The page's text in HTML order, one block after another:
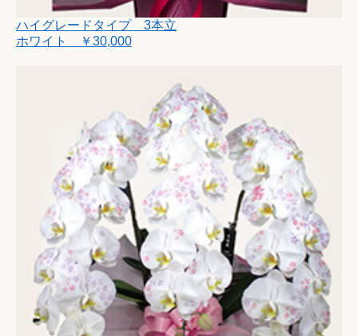
ハイグレードタイプ 3本立
ホワイト ￥30,000